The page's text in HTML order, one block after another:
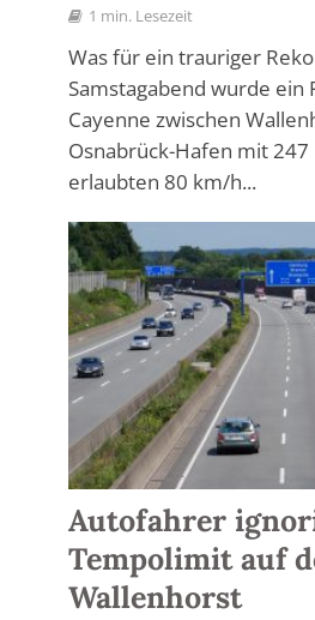
1 min. Lesezeit
Was für ein trauriger
Samstagabend wurde ein
Cayenne zwischen
Osnabrück-Hafen mit
erlaubten 80 km/h...
Autofahrer
Tempolimit auf
Wallenhorst